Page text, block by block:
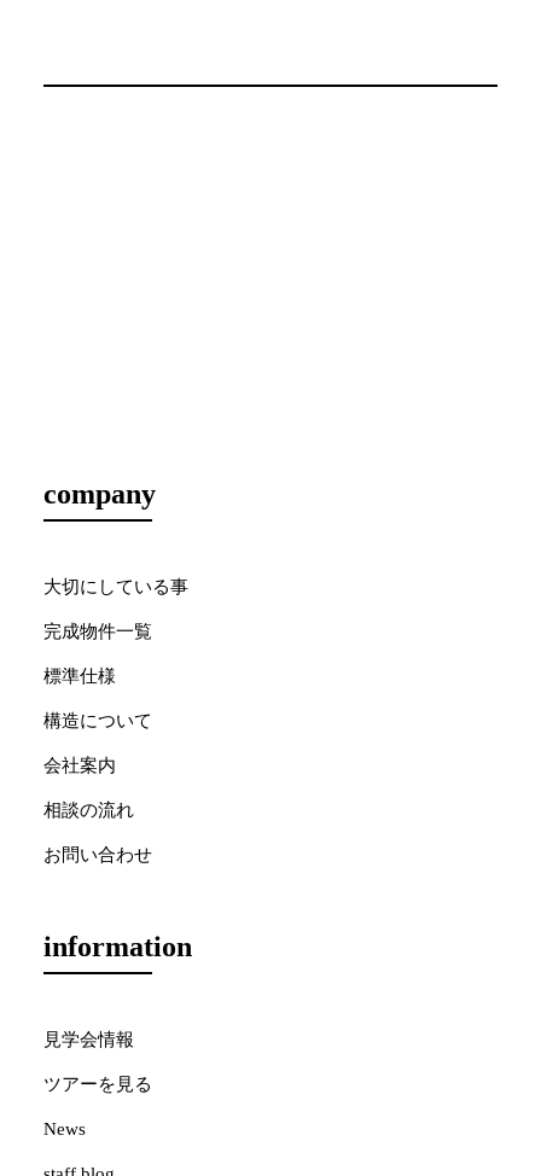
company
大切にしている事
完成物件一覧
標準仕様
構造について
会社案内
相談の流れ
お問い合わせ
information
見学会情報
ツアーを見る
News